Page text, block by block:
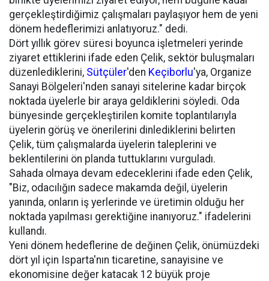
gerçekleştirdiğimiz çalışmaları paylaşıyor hem de yeni
dönem hedeflerimizi anlatıyoruz." dedi.
Dört yıllık görev süresi boyunca işletmeleri yerinde
ziyaret ettiklerini ifade eden Çelik, sektör buluşmaları
düzenlediklerini, Sütçüler'den Keçiborlu'ya, Organize
Sanayi Bölgeleri'nden sanayi sitelerine kadar birçok
noktada üyelerle bir araya geldiklerini söyledi. Oda
bünyesinde gerçekleştirilen komite toplantılarıyla
üyelerin görüş ve önerilerini dinlediklerini belirten
Çelik, tüm çalışmalarda üyelerin taleplerini ve
beklentilerini ön planda tuttuklarını vurguladı.
Sahada olmaya devam edeceklerini ifade eden Çelik,
"Biz, odacılığın sadece makamda değil, üyelerin
yanında, onların iş yerlerinde ve üretimin olduğu her
noktada yapılması gerektiğine inanıyoruz." ifadelerini
kullandı.
Yeni dönem hedeflerine de değinen Çelik, önümüzdeki
dört yıl için Isparta'nın ticaretine, sanayisine ve
ekonomisine değer katacak 12 büyük proje